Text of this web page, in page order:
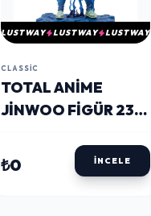
LUSTWAY LUSTWAY LUSTWAY
CLASSIC
TOTAL ANIME
JINWOO FIGÜR 23
₺0 İNCELE